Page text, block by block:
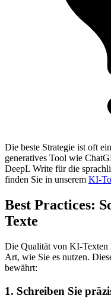
Die beste Strategie ist oft
generatives Tool wie
DeepL Write für die
finden Sie in unserem KI-
Best Practices:
Texte
Die Qualität von KI-Texten
Art, wie Sie es nutzen.
bewährt:
1. Schreiben Sie